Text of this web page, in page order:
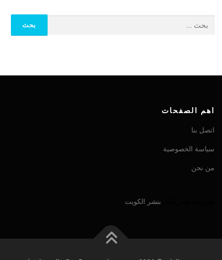
اهم الصفحات
اتصل بنا
سياسة الخصوصية
من نحن
بنشر الكويت